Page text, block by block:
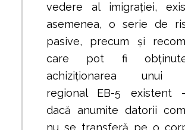
vedere al imigrației,
asemenea, o serie de
pasive, precum și
care pot fi
achiziționarea unui
regional EB-5 existent
dacă anumite datorii
nu se transferă pe o